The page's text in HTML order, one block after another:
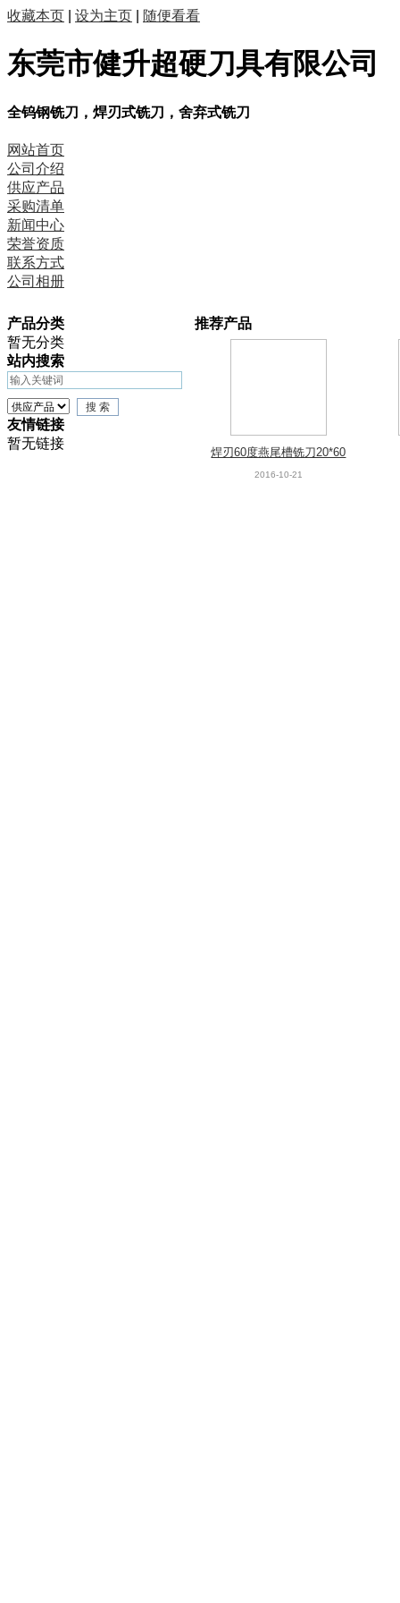
收藏本页 设为主页 随便看看
东莞市健升超硬刀具有限公司
全钨钢铣刀，焊刃式铣刀，舍弃式铣刀
网站首页
公司介绍
供应产品
采购清单
新闻中心
荣誉资质
联系方式
公司相册
产品分类
暂无分类
站内搜索
友情链接
暂无链接
推荐产品
焊刃60度燕尾槽铣刀20*60
度
2016-10-21